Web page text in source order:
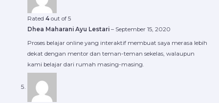
Rated 4out of 5
Dhea Maharani Ayu Lestari – September 15, 2020
Proses belajar online yang interaktif membuat saya merasa lebih
dekat dengan mentor dan teman-teman sekelas, walaupun
kami belajar dari rumah masing-masing.